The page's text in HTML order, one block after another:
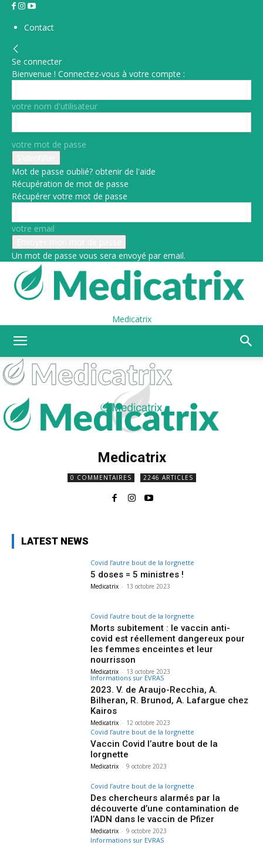
Contact
Se connecter
Bienvenue ! Connectez-vous à votre compte :
votre nom d'utilisateur
votre mot de passe
Mot de passe oublié? obtenir de l'aide
Récupération de mot de passe
Récupérer votre mot de passe
votre email
Un mot de passe vous sera envoyé par email.
Medicatrix
Medicatrix
0 COMMENTAIRES 2246 ARTICLES
LATEST NEWS
Covid l’autre bout de la lorgnette
5 doses = 5 ministres !
Medicatrix - 13 octobre 2023
Covid l’autre bout de la lorgnette
Morts subitement : le vaccin anti-
covid est réellement dangereux pour
les femmes enceintes et leur
nourrisson
Medicatrix - 13 octobre 2023
Informations sur EVRAS
2023. V. de Araujo-Recchia, A.
Bilheran, R. Brunod, A. Lafargue chez
Kairos
Medicatrix - 12 octobre 2023
Covid l’autre bout de la lorgnette
Vaccin Covid l’autre bout de la
lorgnette
Medicatrix - 9 octobre 2023
Covid l’autre bout de la lorgnette
Des chercheurs alarmés par la
découverte d’une contamination de
l’ADN dans le vaccin de Pfizer
Medicatrix - 9 octobre 2023
Informations sur EVRAS